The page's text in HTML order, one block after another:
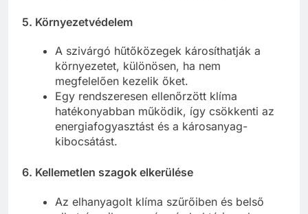
5. Környezetvédelem
A szivárgó hűtőközegek károsíthatják a
környezetet, különösen, ha nem
megfelelően kezelik őket.
Egy rendszeresen ellenőrzött klíma
hatékonyabban működik, így csökkenti az
energiafogyasztást és a károsanyag-
kibocsátást.
6. Kellemetlen szagok elkerülése
Az elhanyagolt klíma szűrőiben és belső